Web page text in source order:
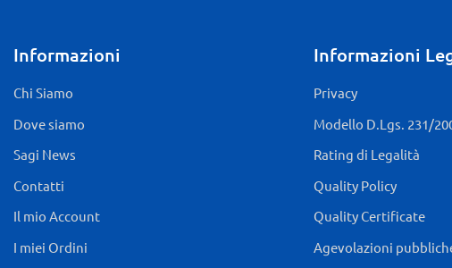
Informazioni
Chi Siamo
Dove siamo
Sagi News
Contatti
Il mio Account
I miei Ordini
Informazioni
Privacy
Modello D.Lgs. 231/
Rating di Legalità
Quality Policy
Quality Certificate
Agevolazioni